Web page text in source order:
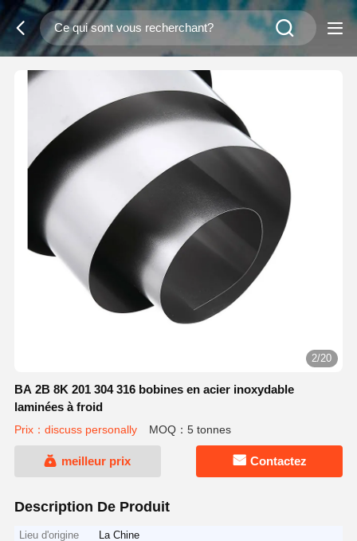
2/20
BA 2B 8K 201 304 316 bobines en acier inoxydable
laminées à froid
Prix：discuss personally MOQ：5 tonnes
meilleur prix Contactez
Description De Produit
Lieu d'origine
La Chine